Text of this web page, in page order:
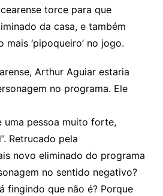
torce para que
da casa, e também
mais ‘pipoqueiro’ no jogo.
Arthur Aguiar estaria
no programa. Ele
uma pessoa muito forte,
Retrucado pela
novo eliminado do programa
no sentido negativo?
fingindo que não é? Porque